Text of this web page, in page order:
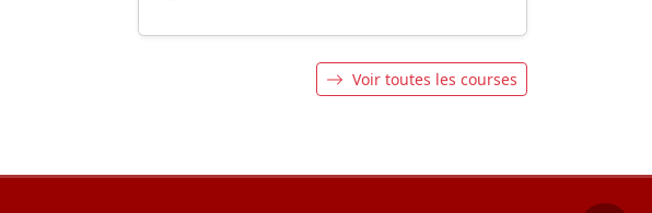
Voir toutes les courses